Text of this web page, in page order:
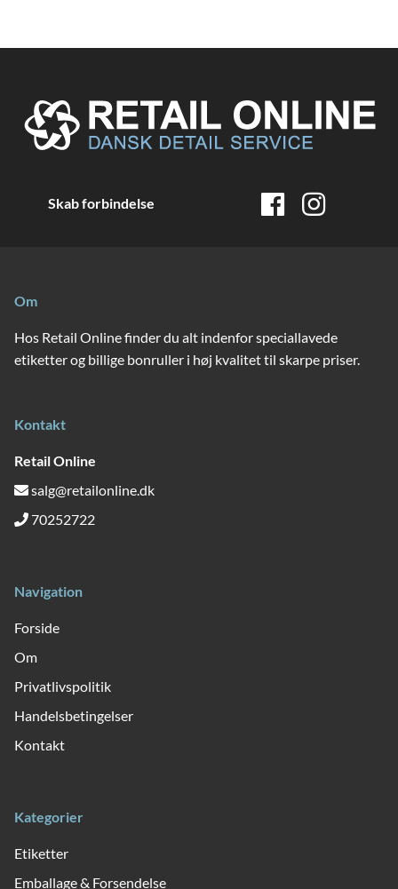
Skab forbindelse
Om
Hos Retail Online finder du alt indenfor speciallavede
etiketter og billige bonruller i høj kvalitet til skarpe priser.
Kontakt
Retail Online
salg@retailonline.dk
70252722
Navigation
Forside
Om
Privatlivspolitik
Handelsbetingelser
Kontakt
Kategorier
Etiketter
Emballage & Forsendelse